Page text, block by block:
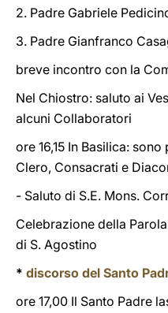
2. Padre Gabriele
3. Padre Gianfranco
breve incontro con la
Nel Chiostro: saluto ai
alcuni Collaboratori
ore 16,15 In Basilica:
Clero, Consacrati e
- Saluto di S.E. Mons.
Celebrazione della
di S. Agostino
* discorso del Santo
ore 17,00 Il Santo Padre